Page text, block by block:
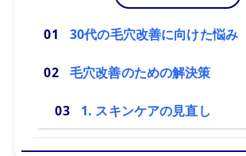
30代の毛穴改善に向けた悩み
毛穴改善のための解決策
1. スキンケアの見直し